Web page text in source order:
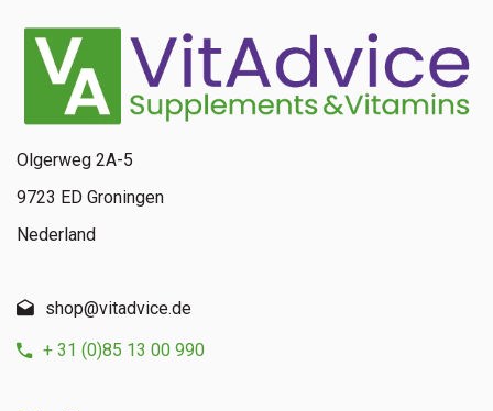
Olgerweg 2A-5
9723 ED Groningen
Nederland
shop@vitadvice.de
+ 31 (0)85 13 00 990